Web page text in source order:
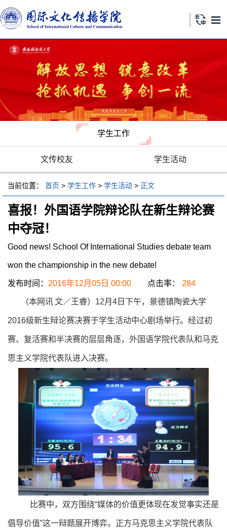
学生工作
文传校友 学生活动
当前位置： 首页 > 学生工作 > 学生活动 > 正文
喜报！外国语学院辩论队在新生辩论赛
中夺冠！
Good news! School Of International Studies debate team
won the championship in the new debate!
发布时间： 2016年12月05日 00:00 点击率： 284
（本网讯文／王睿） 12月 4 日下午，景德镇陶瓷大学
2016级新生辩论赛决赛于学生活动中心剧场举行。经过初
赛、复活赛和半决赛的层层角逐，外国语学院代表队和马克
思主义学院代表队进入决赛。
比赛中，双方围绕“媒体的价值更体现在发觉事实还是
倡导价值”这一辩题展开博弈。正方马克思主义学院代表队